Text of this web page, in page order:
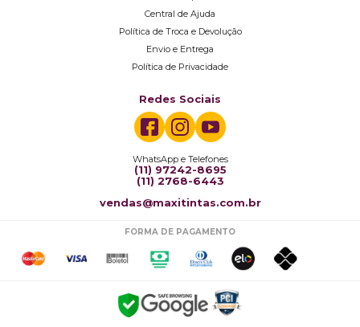
Central de Ajuda
Política de Troca e Devolução
Envio e Entrega
Política de Privacidade
Redes Sociais
WhatsApp e Telefones
(11) 97242-8695
(11) 2768-6443
vendas@maxitintas.com.br
FORMA DE PAGAMENTO